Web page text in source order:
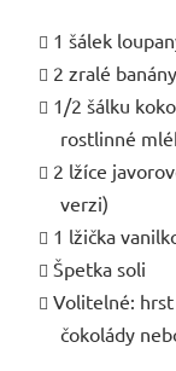
1 šálek
2 zralé
1/2 šálku
rostlinné
2 lžíce
verzi)
1 lžička
Špetka soli
Volitelné:
čokolády